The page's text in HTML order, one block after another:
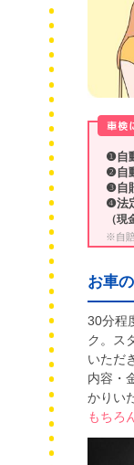
❶自
❷自
❸自
❹法
（現
※自
お車
30分程
ク。ス
いただ
内容・
かりい
もちろ